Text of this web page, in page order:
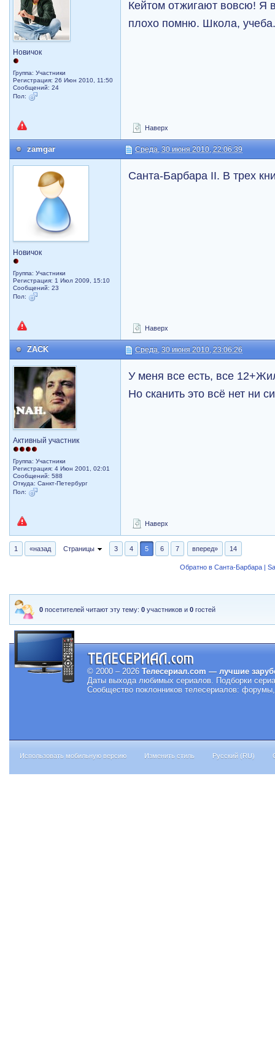
Новичок
Группа: Участники
Регистрация: 26 Июн 2010, 11:50
Сообщений: 24
Пол:
Кейтом отжигают вовсю!
плохо помню. Школа,
Наверх
zamgar Среда, 30 июня 2010, 22:06:39
Новичок
Группа: Участники
Регистрация: 1 Июл 2009, 15:10
Сообщений: 23
Пол:
Санта-Барбара II. В трех
Наверх
ZACK Среда, 30 июня 2010, 23:06:26
Активный участник
Группа: Участники
Регистрация: 4 Июн 2001, 02:01
Сообщений: 588
Откуда: Санкт-Петербург
Пол:
У меня все есть, все
Но сканить это всё нет ни
Наверх
1 «назад Страницы 3 4 5 6 7 вперед» 14
Обратно в Санта-Барбара |
0 посетителей читают эту тему:0 участников и0 гостей
© 2000 – 2026 Телесериал.com — лучшие
Даты выхода любимых сериалов. Подборки
Сообщество поклонников телесериалов:
Использовать мобильную версию Изменить стиль Русский (RU)